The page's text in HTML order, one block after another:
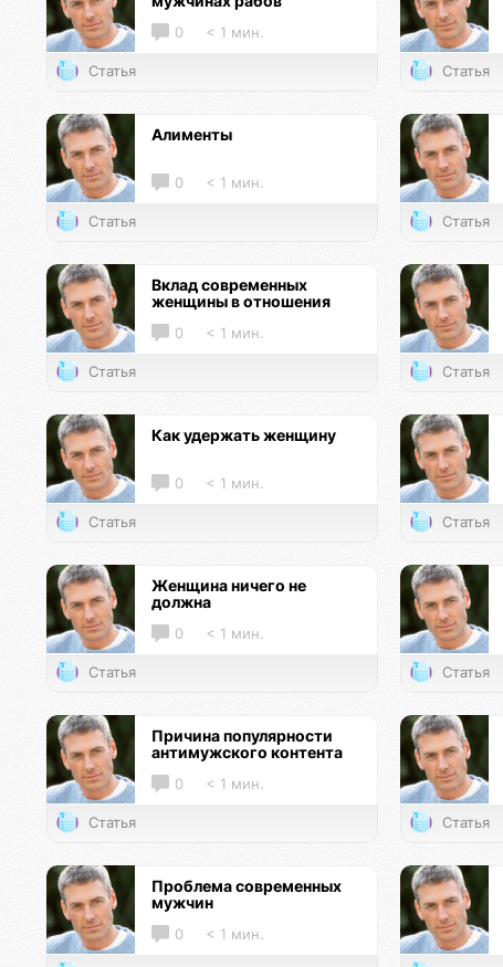
0 < 1 мин.
Статья Статья
Алименты
0 < 1 мин.
Статья Статья
Вклад современных
женщины в отношения
0 < 1 мин.
Статья Статья
Как удержать женщину
0 < 1 мин.
Статья Статья
Женщина ничего не
должна
0 < 1 мин.
Статья Статья
Причина популярности
антимужского контента
0 < 1 мин.
Статья Статья
Проблема современных
мужчин
0 < 1 мин.